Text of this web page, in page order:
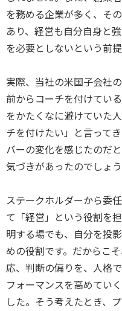
を務める企業が多く、そ
あり、経営も自分自身と
を必要としないという前
実際、当社の米国子会社
前からコーチを付けてい
をかたくなに避けていた
チを付けたい」と言って
バーの変化を感じたのだ
気づきがあったのでしょう
ステークホルダーから委
て「経営」という役割を
明する場でも、自分を投
めの役割です。だからこ
応、判断の偏りを、人格
フォーマンスを高めてい
した。そう考えたとき、